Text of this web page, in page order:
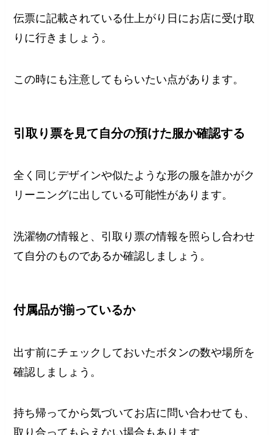
伝票に記載されている仕上がり日にお店に受け取
りに行きましょう。
この時にも注意してもらいたい点があります。
引取り票を見て自分の預けた服か確認する
全く同じデザインや似たような形の服を誰かがク
リーニングに出している可能性があります。
洗濯物の情報と、引取り票の情報を照らし合わせ
て自分のものであるか確認しましょう。
付属品が揃っているか
出す前にチェックしておいたボタンの数や場所を
確認しましょう。
持ち帰ってから気づいてお店に問い合わせても、